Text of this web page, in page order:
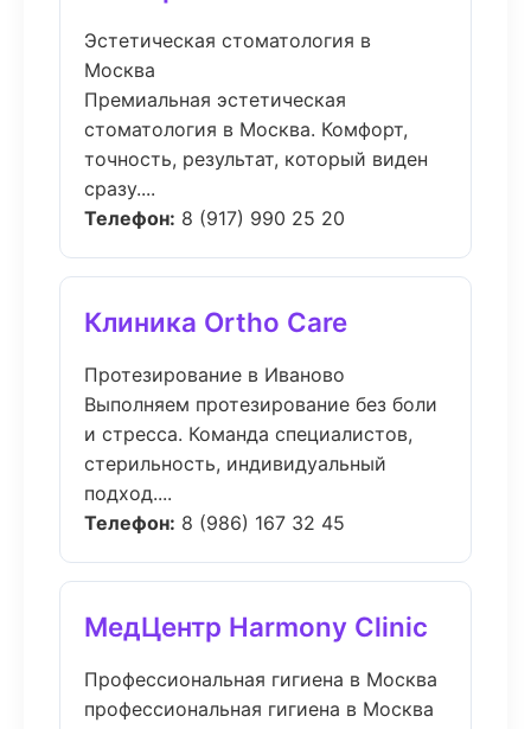
Эстетическая стоматология в
Москва
Премиальная эстетическая
стоматология в Москва. Комфорт,
точность, результат, который виден
сразу....
Телефон: 8 (917) 990 25 20
Клиника Ortho Care
Протезирование в Иваново
Выполняем протезирование без боли
и стресса. Команда специалистов,
стерильность, индивидуальный
подход....
Телефон: 8 (986) 167 32 45
МедЦентр Harmony Clinic
Профессиональная гигиена в Москва
профессиональная гигиена в Москва